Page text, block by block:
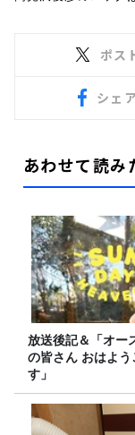
ポス
シェ
あわせて読み
放送後記＆「オー
の皆さん おはよう
す」